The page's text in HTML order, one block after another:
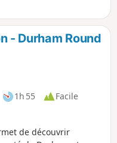
et des formations
de sable et des
pentes raides et des
- Durham Round
1h 55
Facile
de découvrir